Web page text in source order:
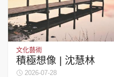
文化藝術
積極想像 | 沈慧林
2026-07-28